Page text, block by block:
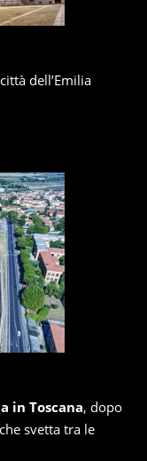
dell’Emilia
in Toscana, dopo
che svetta tra le